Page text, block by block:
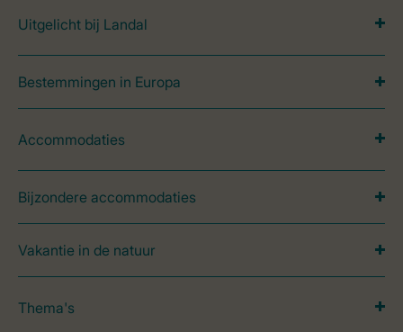
Uitgelicht bij Landal
Bestemmingen in Europa
Accommodaties
Bijzondere accommodaties
Vakantie in de natuur
Thema's